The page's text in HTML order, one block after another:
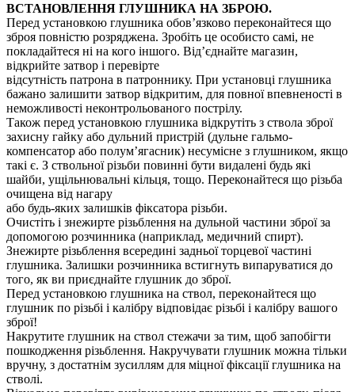
ВСТАНОВЛЕННЯ ГЛУШНИКА НА ЗБРОЮ.
Перед установкою глушника обов’язково переконайтеся що
зброя повністю розряджена. Зробіть це особисто самі, не
покладайтеся ні на кого іншого. Від’єднайте магазин,
відкрийте затвор і перевірте
відсутність патрона в патроннику. При установці глушника
бажано залишити затвор відкритим, для повної впевненості в
неможливості неконтрольованого пострілу.
Також перед установкою глушника відкрутіть з ствола зброї
захисну гайку або дульний пристрій (дульне гальмо-
компенсатор або полум’ягасник) несумісне з глушником, якщо
такі є. З ствольної різьби повинні бути видалені будь які
шайби, ущільнювальні кільця, тощо. Переконайтеся що різьба
очищена від нагару
або будь-яких залишків фіксатора різьби.
Очистіть і знежирте різьблення на дульной частини зброї за
допомогою розчинника (наприклад, медичний спирт).
Знежирте різьблення всередині задньої торцевої частині
глушника. Залишки розчинника встигнуть випаруватися до
того, як ви приєднайте глушник до зброї.
Перед установкою глушника на ствол, переконайтеся що
глушник по різьбі і калібру відповідає різьбі і калібру вашого
зброї!
Накрутите глушник на ствол стежачи за тим, щоб запобігти
пошкодження різьблення. Накручувати глушник можна тільки
вручну, з достатнім зусиллям для міцної фіксації глушника на
стволі.